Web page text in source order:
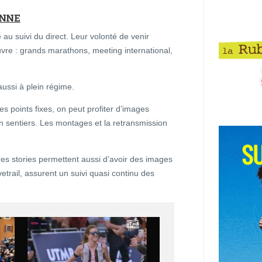
au suivi du direct. Leur volonté de venir
: grands marathons, meeting international,
à plein régime.
points fixes, on peut profiter d’images
sentiers. Les montages et la retransmission
stories permettent aussi d’avoir des images
assurent un suivi quasi continu des